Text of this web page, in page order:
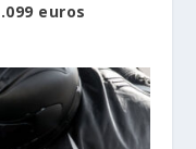
euros